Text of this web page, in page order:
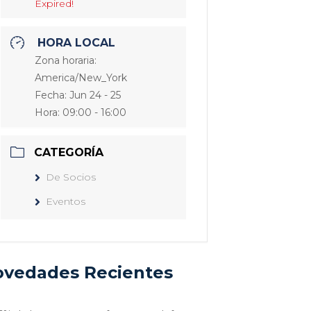
Expired!
HORA LOCAL
Zona horaria:
America/New_York
Fecha:Jun 24 - 25
Hora: 09:00 - 16:00
CATEGORÍA
De Socios
Eventos
Recientes